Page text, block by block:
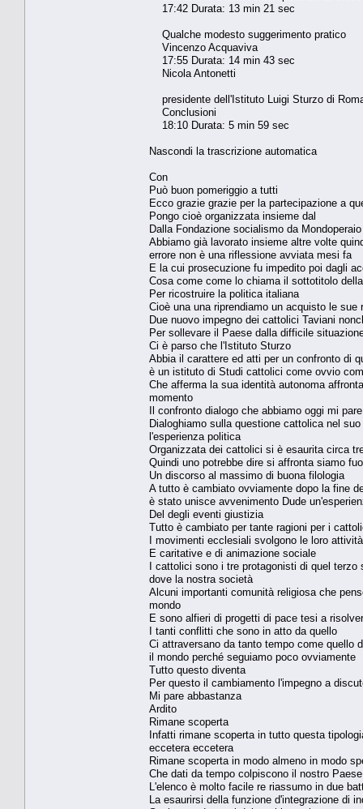
17:42 Durata: 13 min 21 sec
Qualche modesto suggerimento pratico
Vincenzo Acquaviva
17:55 Durata: 14 min 43 sec
Nicola Antonetti
presidente dell'Istituto Luigi Sturzo di
Conclusioni
18:10 Durata: 5 min 59 sec
Nascondi la trascrizione automatica
Con
Può buon pomeriggio a tutti
Ecco grazie grazie per la partecipazione a
Pongo cioè organizzata insieme dal
Dalla Fondazione socialismo da
Abbiamo già lavorato insieme altre volte
errore non è una riflessione avviata mesi fa
E la cui prosecuzione fu impedito poi dagli
Cosa come come lo chiama il sottotitolo
Per ricostruire la politica italiana
Cioè una una riprendiamo un acquisto le
Due nuovo impegno dei cattolici Taviani
Per sollevare il Paese dalla difficile
Ci è parso che l'Istituto Sturzo
Abbia il carattere ed atti per un confronto di
è un istituto di Studi cattolici come ovvio
Che afferma la sua identità autonoma
momento
Il confronto dialogo che abbiamo oggi mi
Dialoghiamo sulla questione cattolica nel
l'esperienza politica
Organizzata dei cattolici si è esaurita circa
Quindi uno potrebbe dire si affronta siamo
Un discorso al massimo di buona filologia
A tutto è cambiato ovviamente dopo la fine
è stato unisce avvenimento Dude
Del degli eventi giustizia
Tutto è cambiato per tante ragioni per i
I movimenti ecclesiali svolgono le loro
E caritative e di animazione sociale
I cattolici sono i tre protagonisti di quel terzo
dove la nostra società
Alcuni importanti comunità religiosa che
mondo
E sono alfieri di progetti di pace tesi a
I tanti conflitti che sono in atto da quello
Ci attraversano da tanto tempo come quello
il mondo perché seguiamo poco ovviamente
Tutto questo diventa
Per questo il cambiamento l'impegno a
Mi pare abbastanza
Ardito
Rimane scoperta
Infatti rimane scoperta in tutto questa
eccetera eccetera
Rimane scoperta in modo almeno in modo
Che dati da tempo colpiscono il nostro Paese
L'elenco è molto facile re riassumo in due
La esaurirsi della funzione d'integrazione di